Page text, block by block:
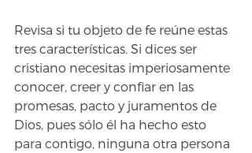
Revisa si tu objeto de fe reúne estas
tres características. Si dices ser
cristiano necesitas imperiosamente
conocer, creer y confiar en las
promesas, pacto y juramentos de
Dios, pues sólo él ha hecho esto
para contigo, ninguna otra persona